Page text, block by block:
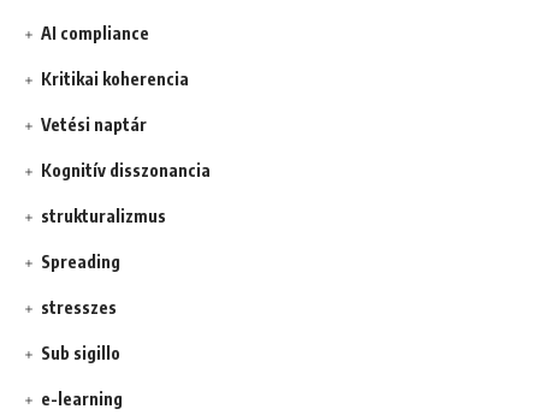
AI compliance
Kritikai koherencia
Vetési naptár
Kognitív disszonancia
strukturalizmus
Spreading
stresszes
Sub sigillo
e-learning